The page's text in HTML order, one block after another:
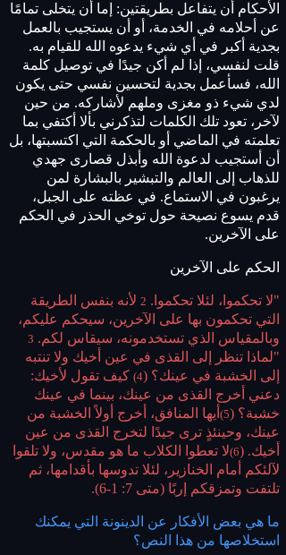
الأحكام أن يتفاعل بطريقتين: إما أن يتخلى تمامًا
عن أحلامه في الخدمة، أو أن يستجيب بالعمل
بجدية أكبر في أي شيء يدعوه الله للقيام به.
قلت لنفسي، إذا لم أكن جيدًا في توصيل كلمة
الله، فسأعمل بجدية لتحسين نفسي حتى يكون
لدي شيء ذو مغزى وملهم لأشاركه. من حين
لآخر، تعود تلك الكلمات لتذكرني بألا أكتفي بما
تعلمته في الماضي أو بالحكمة التي اكتسبتها، بل
أن أستجيب لدعوة الله وأبذل قصارى جهدي
للذهاب إلى العالم والتبشير بالبشارة لمن
يرغبون في الاستماع. في عظته على الجبل،
قدم يسوع نصيحة حول توخي الحذر في الحكم
على الآخرين.
الحكم على الآخرين
"لا تحكموا، لئلا تحكموا. 2 لأنه بنفس الطريقة
التي تحكمون بها على الآخرين، سيحكم عليكم،
وبالمقياس الذي تستخدمونه، سيقاس لكم. 3
"لماذا تنظر إلى القذى في عين أخيك ولا تنتبه
إلى الخشبة في عينك؟ (4) كيف تقول لأخيك:
دعني أخرج القذى من عينك، بينما في عينك
خشبة؟ (5) أيها المنافق، أخرج أولاً الخشبة من
عينك، وحينئذٍ ترى جيدًا لتخرج القذى من عين
أخيك. (6) لا تعطوا الكلاب ما هو مقدس، ولا تلقوا
لآلئكم أمام الخنازير، لئلا تدوسها بأقدامها، ثم
تلتفت وتمزقكم إربًا (متى 7:
ما هي بعض الأفكار عن الدينونة التي يمكنك
استخلاصها من هذا النص؟